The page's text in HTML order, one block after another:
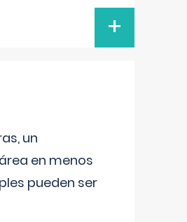
+
un
en menos
pueden ser